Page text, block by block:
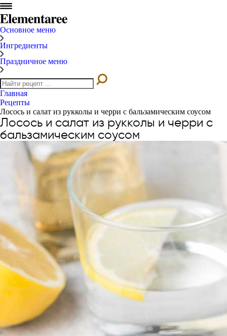
Основное меню
Ингредиенты
Праздничное меню
Главная
Рецепты
Лосось и салат из рукколы и черри с бальзамическим соусом
Лосось и салат из рукколы и черри с
бальзамическим соусом